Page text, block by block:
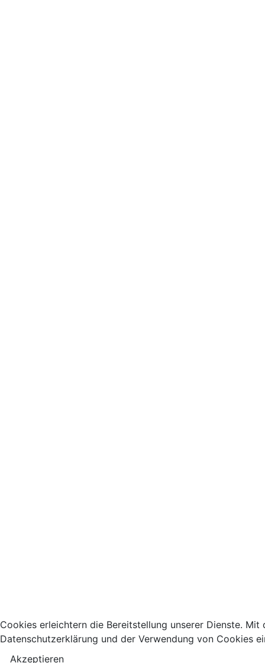
Cookies erleichtern die Bereitstellung unserer Dienste.
Datenschutzerklärung und der Verwendung von Cookies
Akzeptieren